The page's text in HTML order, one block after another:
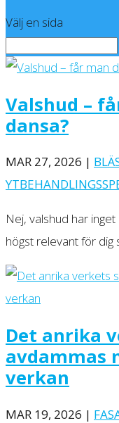
Välj en sida
Valshud –
dansa?
MAR 27, 2026 |
Nej, valshud har
högst relevant för dig
Det anrika
avdammas
verkan
MAR 19, 2026 |